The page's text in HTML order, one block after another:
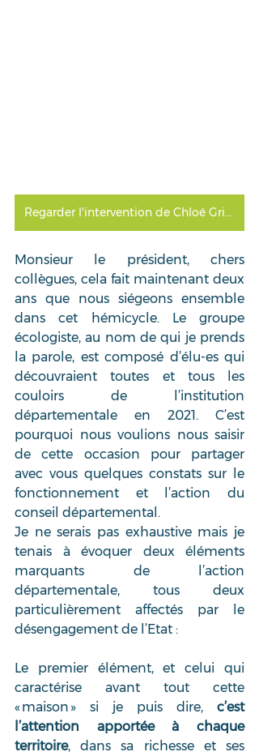
Regarder l'intervention de Chloé Griardot-Moitié
Monsieur le président, chers
collègues, cela fait maintenant deux
ans que nous siégeons ensemble
dans cet hémicycle. Le groupe
écologiste, au nom de qui je prends
la parole, est composé d’élu-es qui
découvraient toutes et tous les
couloirs de l’institution
départementale en 2021. C’est
pourquoi nous voulions nous saisir
de cette occasion pour partager
avec vous quelques constats sur le
fonctionnement et l’action du
conseil départemental.
Je ne serais pas exhaustive mais je
tenais à évoquer deux éléments
marquants de l’action
départementale, tous deux
particulièrement affectés par le
désengagement de l’Etat :
Le premier élément, et celui qui
caractérise avant tout cette
« maison » si je puis dire, c’est
l’attention apportée à chaque
territoire, dans sa richesse et ses